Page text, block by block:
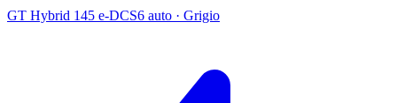
GT Hybrid 145 e-DCS6 auto · Grigio